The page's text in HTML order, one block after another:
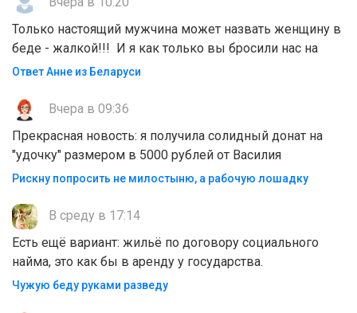
Только настоящий мужчина может назвать женщину в
беде - жалкой!!! И я как только вы бросили нас на
Ответ Анне из Беларуси
Вчера в 09:36
Прекрасная новость: я получила солидный донат на
"удочку" размером в 5000 рублей от Василия
Рискну попросить не милостыню, а рабочую лошадку
В среду в 17:14
Есть ещё вариант: жильё по договору социального
найма, это как бы в аренду у государства.
Чужую беду руками разведу